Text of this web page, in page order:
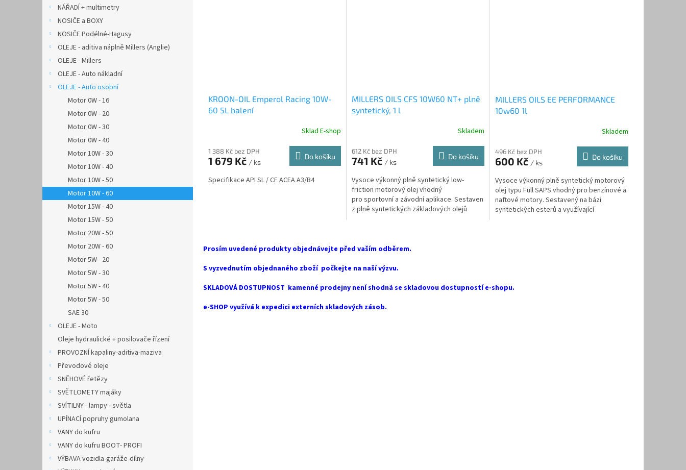
NÁŘADÍ + multimetry
NOSIČE a BOXY
NOSIČE Podélné-Hagusy
OLEJE - aditiva náplně Millers (Anglie)
OLEJE - Millers
OLEJE - Auto nákladní
OLEJE - Auto osobní
Motor 0W - 16
Motor 0W - 20
Motor 0W - 30
Motor 0W - 40
Motor 10W - 30
Motor 10W - 40
Motor 10W - 50
Motor 10W - 60
Motor 15W - 40
Motor 15W - 50
Motor 20W - 50
Motor 20W - 60
Motor 5W - 20
Motor 5W - 30
Motor 5W - 40
Motor 5W - 50
SAE 30
OLEJE - Moto
Oleje hydraulické + posilovače řízení
PROVOZNÍ kapaliny-aditiva-maziva
Převodové oleje
SNĚHOVÉ řetězy
SVĚTLOMETY majáky
SVÍTILNY - lampy - světla
UPÍNACÍ popruhy gumolana
VANY do kufru
VANY do kufru BOOT- PROFI
VÝBAVA vozidla-garáže-dílny
KROON-OIL Emperol Racing 10W-
60 5L balení
Sklad E-shop
1 388 Kč bez DPH
1 679 Kč / ks
Do košíku
Specifikace API SL / CF ACEA A3/B4
MILLERS OILS CFS 10W60 NT+ plně
syntetický, 1 l
Skladem
612 Kč bez DPH
741 Kč / ks
Do košíku
Vysoce výkonný plně syntetický low-
friction motorový olej vhodný
pro sportovní a závodní aplikace. Sestaven
z plně syntetických základových olejů
MILLERS OILS EE PERFORMANCE
10w60 1l
Skladem
496 Kč bez DPH
600 Kč / ks
Do košíku
Vysoce výkonný plně syntetický motorový
olej typu Full SAPS vhodný pro benzínové a
naftové motory. Sestavený na bázi
syntetických esterů a využívající
a
c
Prosím uvedené produkty objednávejte před vaším odběrem.
S vyzvednutím objednaného zboží počkejte na naší výzvu.
SKLADOVÁ DOSTUPNOST kamenné prodejny není shodná se skladovou dostupností e-shopu.
e-SHOP využívá k expedici externích skladových zásob.